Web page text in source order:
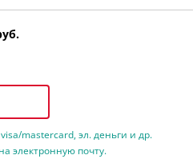
mastercard, эл. деньги и др.
электронную почту.